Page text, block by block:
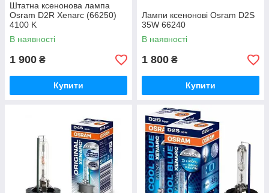
Штатна ксенонова лампа
Osram D2R Xenarc (66250)
4100 K
В наявності
1 900 ₴
Купити
Лампи ксенонові Osram D2S
35W 66240
В наявності
1 800 ₴
Купити